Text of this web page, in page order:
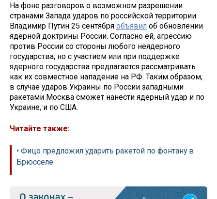
На фоне разговоров о возможном разрешении
странами Запада ударов по российской территории
Владимир Путин 25 сентября объявил об обновлении
ядерной доктрины России. Согласно ей, агрессию
против России со стороны любого неядерного
государства, но с участием или при поддержке
ядерного государства предлагается рассматривать
как их совместное нападение на РФ. Таким образом,
в случае ударов Украины по России западными
ракетами Москва сможет нанести ядерный удар и по
Украине, и по США.
Читайте также:
• Фицо предложил ударить ракетой по фонтану в
Брюсселе